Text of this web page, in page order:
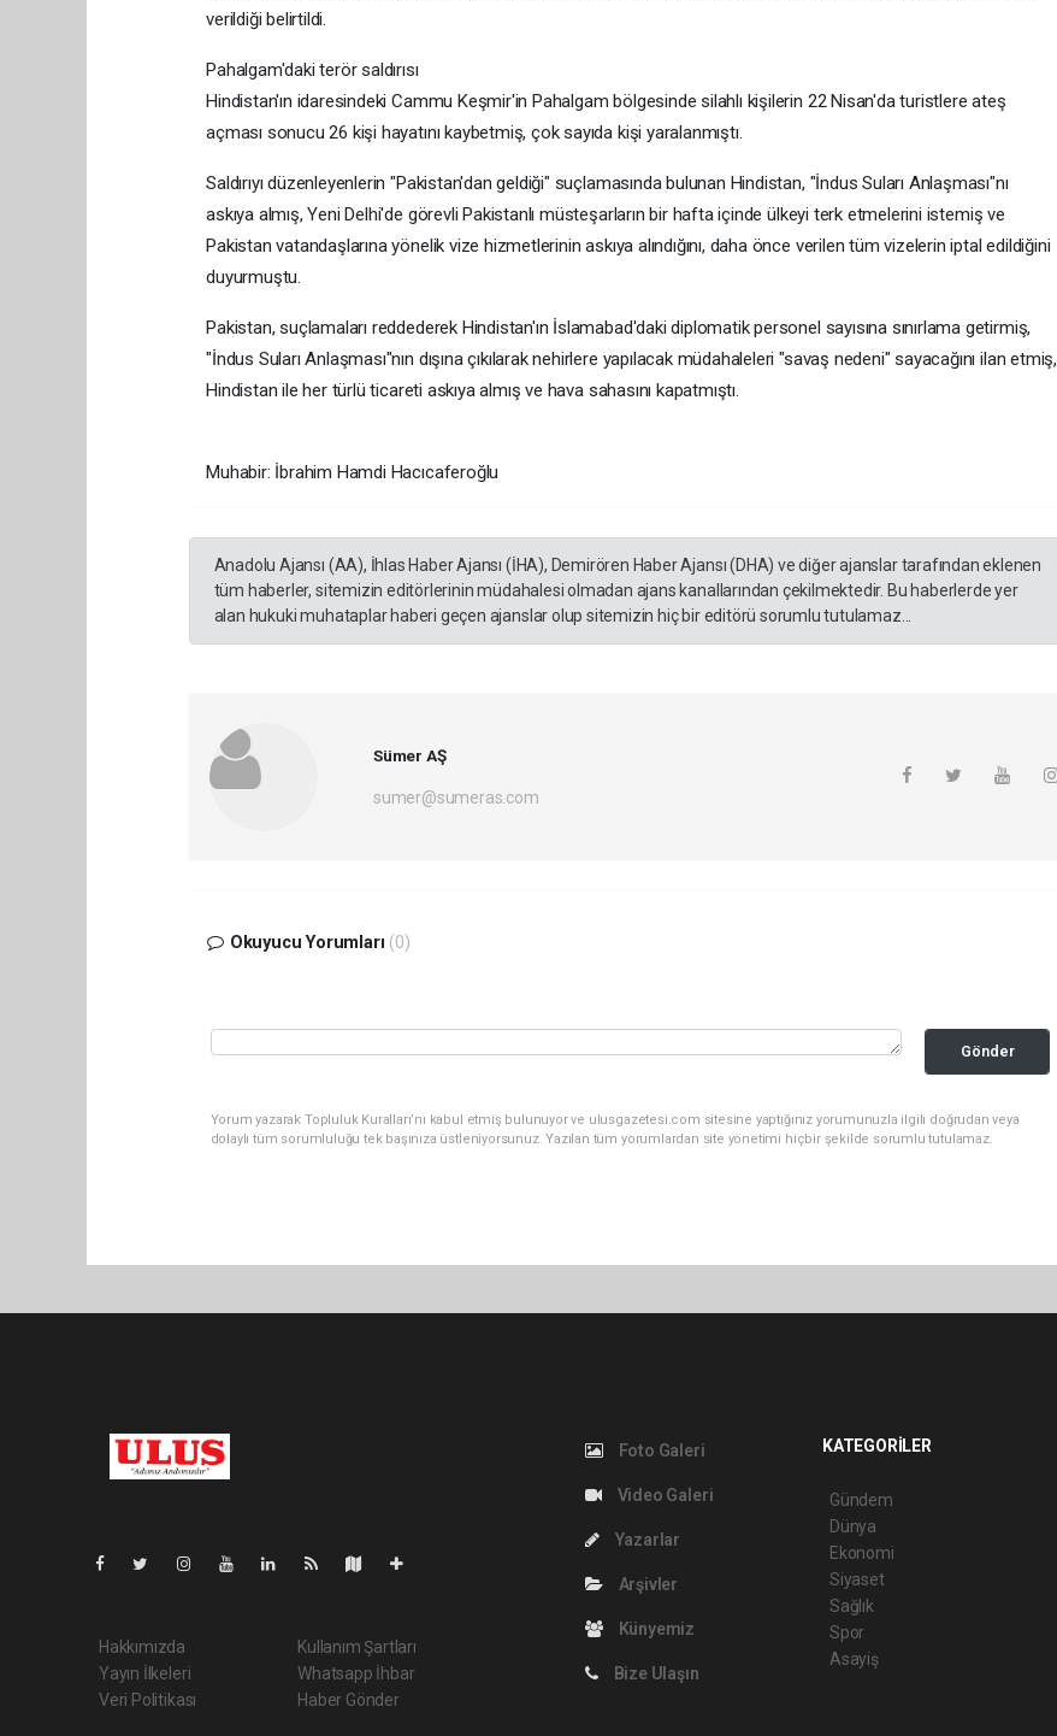
verildiği belirtildi.
Pahalgam'daki terör saldırısı
Hindistan'ın idaresindeki Cammu Keşmir'in Pahalgam bölgesinde silahlı kişilerin 22 Nisan'da turistlere ateş
açması sonucu 26 kişi hayatını kaybetmiş, çok sayıda kişi yaralanmıştı.
Saldırıyı düzenleyenlerin "Pakistan'dan geldiği" suçlamasında bulunan Hindistan, "İndus Suları Anlaşması"nı
askıya almış, Yeni Delhi'de görevli Pakistanlı müsteşarların bir hafta içinde ülkeyi terk etmelerini istemiş ve
Pakistan vatandaşlarına yönelik vize hizmetlerinin askıya alındığını, daha önce verilen tüm vizelerin iptal edildiğini
duyurmuştu.
Pakistan, suçlamaları reddederek Hindistan'ın İslamabad'daki diplomatik personel sayısına sınırlama getirmiş,
"İndus Suları Anlaşması"nın dışına çıkılarak nehirlere yapılacak müdahaleleri "savaş nedeni" sayacağını ilan etmiş,
Hindistan ile her türlü ticareti askıya almış ve hava sahasını kapatmıştı.
Muhabir: İbrahim Hamdi Hacıcaferoğlu
Anadolu Ajansı (AA), İhlas Haber Ajansı (İHA), Demirören Haber Ajansı (DHA) ve diğer ajanslar tarafından eklenen
tüm haberler, sitemizin editörlerinin müdahalesi olmadan ajans kanallarından çekilmektedir. Bu haberlerde yer
alan hukuki muhataplar haberi geçen ajanslar olup sitemizin hiç bir editörü sorumlu tutulamaz...
Sümer AŞ
sumer@sumeras.com
Okuyucu Yorumları (0)
Gönder
Yorum yazarak Topluluk Kuralları’nı kabul etmiş bulunuyor ve ulusgazetesi.com sitesine yaptığınız yorumunuzla ilgili doğrudan veya
dolaylı tüm sorumluluğu tek başınıza üstleniyorsunuz. Yazılan tüm yorumlardan site yönetimi hiçbir şekilde sorumlu tutulamaz.
Hakkımızda
Yayın İlkeleri
Veri Politikası
Kullanım Şartları
Whatsapp İhbar
Haber Gönder
Foto Galeri
Video Galeri
Yazarlar
Arşivler
Künyemiz
Bize Ulaşın
KATEGORİLER
Gündem
Dünya
Ekonomi
Siyaset
Sağlık
Spor
Asayiş